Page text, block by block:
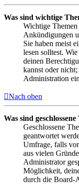
Was sind wichtige
Wichtige Themen
Ankündigungen
Sie haben meist
lesen solltest.
deinen
kannst oder
Administration
Nach oben
Was sind
Geschlossene
geantwortet
Umfrage, falls
aus vielen
Administrator
Möglichkeit,
durch die Board-